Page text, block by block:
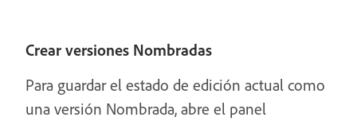
Crear versiones Nombradas
Para guardar el estado de edición actual como
una versión Nombrada, abre el panel